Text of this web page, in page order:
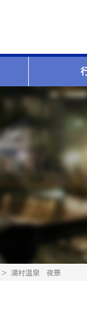
＞ 湯村温泉 夜景